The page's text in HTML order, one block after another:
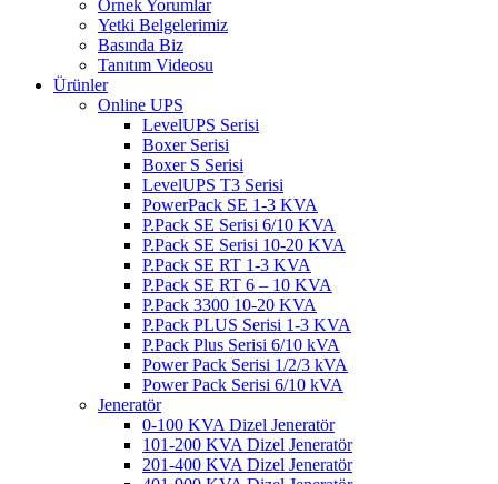
Örnek Yorumlar
Yetki Belgelerimiz
Basında Biz
Tanıtım Videosu
Ürünler
Online UPS
LevelUPS Serisi
Boxer Serisi
Boxer S Serisi
LevelUPS T3 Serisi
PowerPack SE 1-3 KVA
P.Pack SE Serisi 6/10 KVA
P.Pack SE Serisi 10-20 KVA
P.Pack SE RT 1-3 KVA
P.Pack SE RT 6 – 10 KVA
P.Pack 3300 10-20 KVA
P.Pack PLUS Serisi 1-3 KVA
P.Pack Plus Serisi 6/10 kVA
Power Pack Serisi 1/2/3 kVA
Power Pack Serisi 6/10 kVA
Jeneratör
0-100 KVA Dizel Jeneratör
101-200 KVA Dizel Jeneratör
201-400 KVA Dizel Jeneratör